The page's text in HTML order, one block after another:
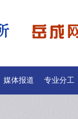
媒体报道 专业分工